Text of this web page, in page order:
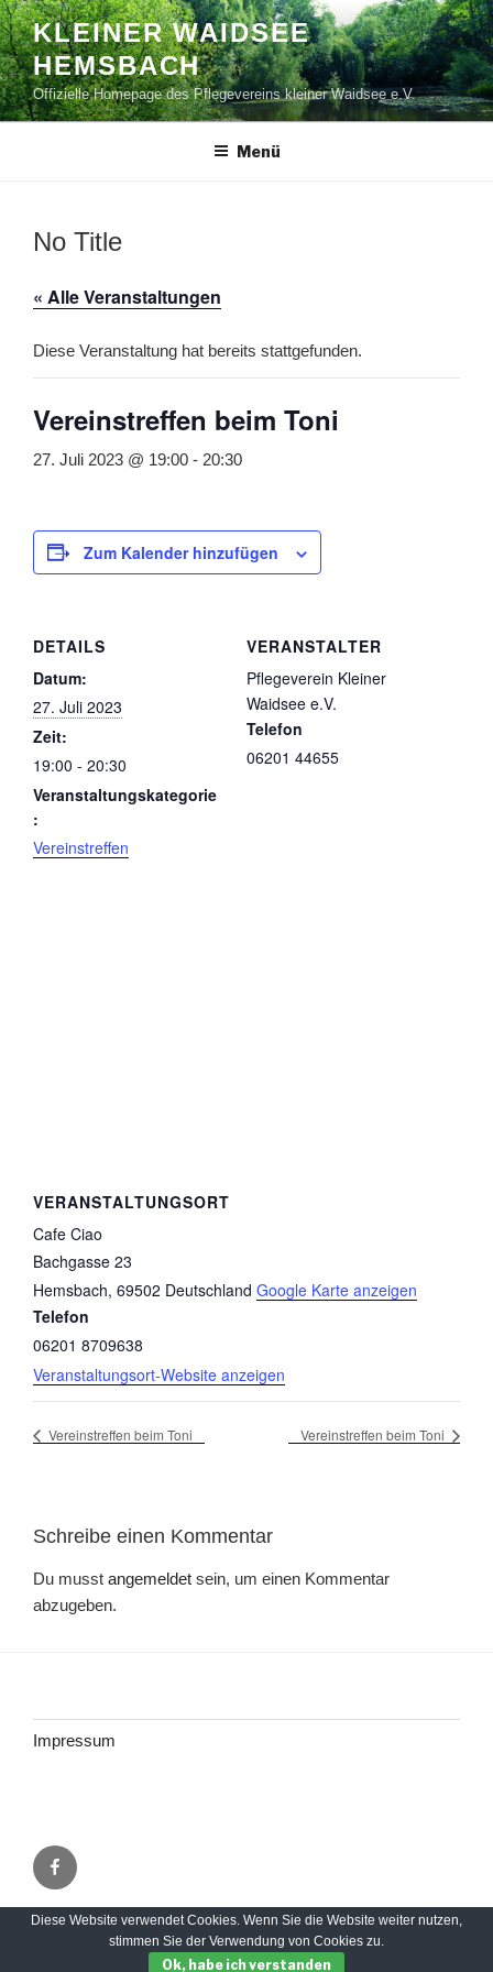
Zum
Inhalt
springen
KLEINER WAIDSEE
HEMSBACH
Offizielle Homepage des Pflegevereins kleiner Waidsee e.V.
Menü
No Title
« Alle Veranstaltungen
Diese Veranstaltung hat bereits stattgefunden.
Vereinstreffen beim Toni
27. Juli 2023 @ 19:00 - 20:30
Zum Kalender hinzufügen
DETAILS
Datum:
27. Juli 2023
Zeit:
19:00 - 20:30
Veranstaltungskategorie
:
Vereinstreffen
VERANSTALTER
Pflegeverein Kleiner
Waidsee e.V.
Telefon
06201 44655
VERANSTALTUNGSORT
Cafe Ciao
Bachgasse 23
Hemsbach, 69502 Deutschland Google Karte anzeigen
Telefon
06201 8709638
Veranstaltungsort-Website anzeigen
Vereinstreffen beim Toni Vereinstreffen beim Toni
Schreibe einen Kommentar
Du musst angemeldet sein, um einen Kommentar
abzugeben.
Impressum
Facebook
Impressum Stolz präsentiert von WordPress
Diese Website verwendet Cookies. Wenn Sie die Website weiter nutzen,
stimmen Sie der Verwendung von Cookies zu.
Ok, habe ich verstanden